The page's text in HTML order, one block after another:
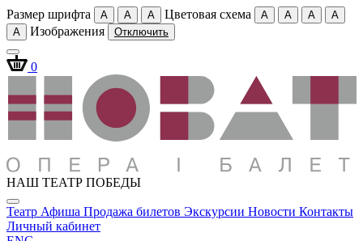
Размер шрифта A A A Цветовая схема A A A
A
A
Изображения Отключить
0
НАШ ТЕАТР ПОБЕДЫ
Театр Афиша Продажа билетов Экскурсии Новости Контакты
Личный кабинет